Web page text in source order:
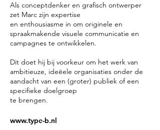
Als conceptdenker en grafisch ontwerper
zet Marc zijn expertise
en enthousiasme in om originele en
spraakmakende visuele communicatie en
campagnes te ontwikkelen.
Dit doet hij bij voorkeur om het werk van
ambitieuze, ideëele organisaties onder de
aandacht van een (groter) publiek of een
specifieke doelgroep
te brengen.
www.type-b.nl